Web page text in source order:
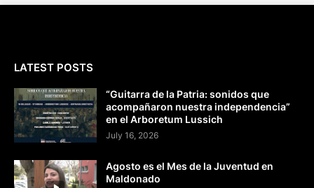
LATEST POSTS
“Guitarra de la Patria: sonidos que
acompañaron nuestra independencia”
en el Arboretum Lussich
July 16, 2026
Agosto es el Mes de la Juventud en
Maldonado